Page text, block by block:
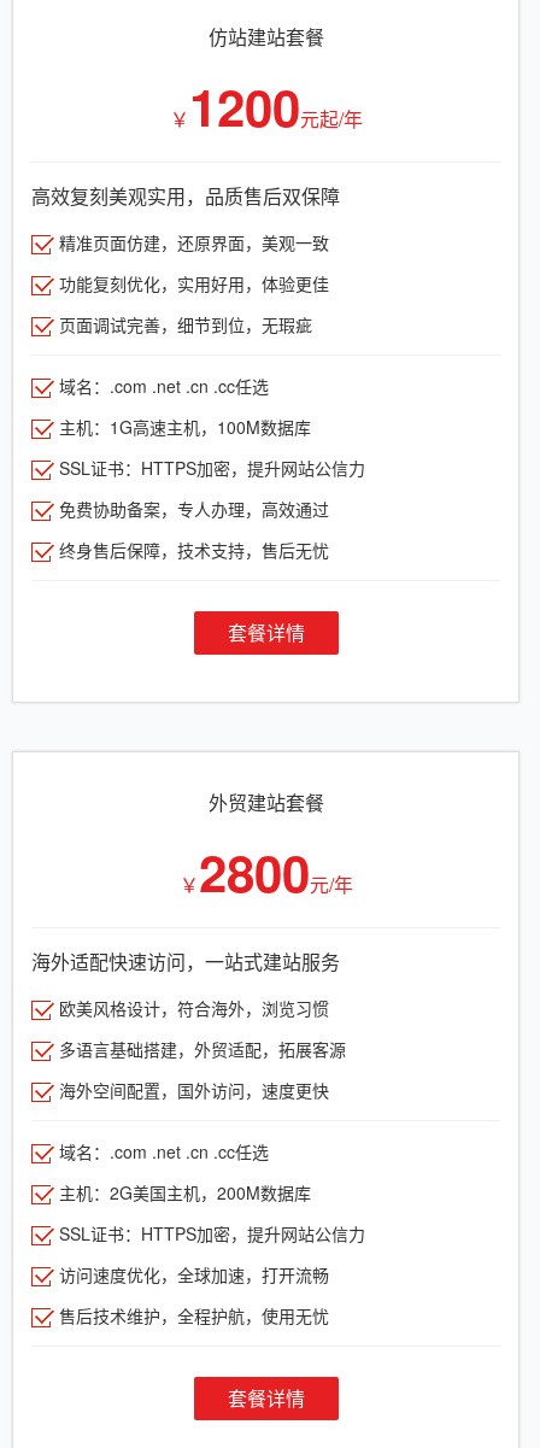
仿站建站套餐
￥ 1200元起/年
高效复刻美观实用，品质售后双保障
精准页面仿建，还原界面，美观一致
功能复刻优化，实用好用，体验更佳
页面调试完善，细节到位，无瑕疵
域名：.com .net .cn .cc任选
主机：1G高速主机，100M数据库
SSL证书：HTTPS加密，提升网站公信力
免费协助备案，专人办理，高效通过
终身售后保障，技术支持，售后无忧
套餐详情
外贸建站套餐
￥2800元/年
海外适配快速访问，一站式建站服务
欧美风格设计，符合海外，浏览习惯
多语言基础搭建，外贸适配，拓展客源
海外空间配置，国外访问，速度更快
域名：.com .net .cn .cc任选
主机：2G美国主机，200M数据库
SSL证书：HTTPS加密，提升网站公信力
访问速度优化，全球加速，打开流畅
售后技术维护，全程护航，使用无忧
套餐详情